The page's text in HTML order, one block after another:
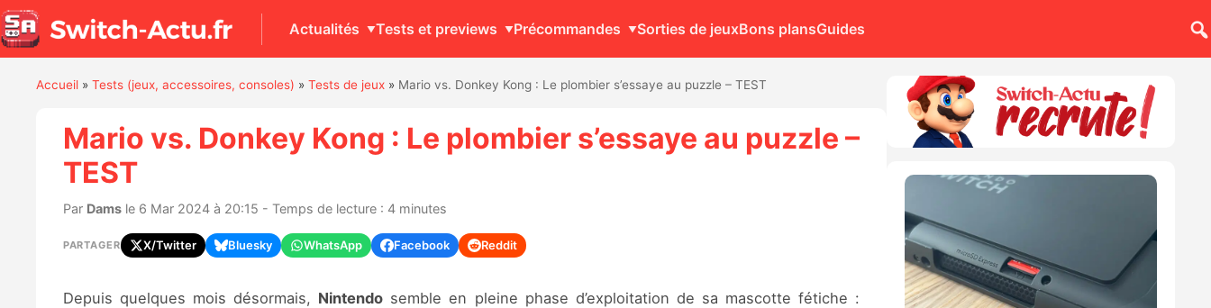
Actualités Tests et previews Précommandes Sorties de jeuxBons plansGuides
Accueil» Tests (jeux, accessoires, consoles) » Tests de jeux» Mario vs. Donkey Kong : Le plombier s’essaye au puzzle – TEST
Mario vs. Donkey Kong : Le plombier s’essaye au puzzle –
TEST
Par Damsle 6 Mar 2024 à 20:15 - Temps de lecture : 4 minutes
PARTAGER X/Twitter Bluesky WhatsApp Facebook Reddit
Depuis quelques mois désormais, Nintendo semble en pleine phase d’exploitation de sa mascotte fétiche :